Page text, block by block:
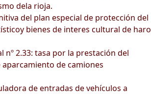
dela rioja.
del plan especial de protección del
bienes de interes cultural de haro
nº 2.33: tasa por la prestación del
de camiones
de entradas de vehículos a